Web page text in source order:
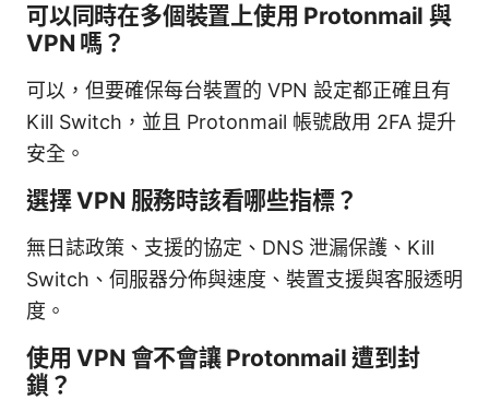
可以同時在多個裝置上使用 Protonmail 與
VPN 嗎？
可以，但要確保每台裝置的 VPN 設定都正確且有
Kill Switch，並且 Protonmail 帳號啟用 2FA 提升
安全。
選擇 VPN 服務時該看哪些指標？
無日誌政策、支援的協定、DNS 泄漏保護、Kill
Switch、伺服器分佈與速度、裝置支援與客服透明
度。
使用 VPN 會不會讓 Protonmail 遭到封
鎖？